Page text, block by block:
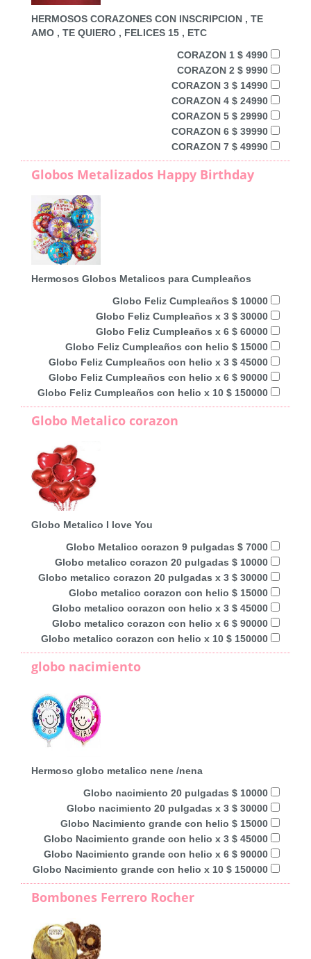
HERMOSOS CORAZONES CON INSCRIPCION , TE
AMO , TE QUIERO , FELICES 15 , ETC
CORAZON 1 $ 4990
CORAZON 2 $ 9990
CORAZON 3 $ 14990
CORAZON 4 $ 24990
CORAZON 5 $ 29990
CORAZON 6 $ 39990
CORAZON 7 $ 49990
Globos Metalizados Happy Birthday
Hermosos Globos Metalicos para Cumpleaños
Globo Feliz Cumpleaños $ 10000
Globo Feliz Cumpleaños x 3 $ 30000
Globo Feliz Cumpleaños x 6 $ 60000
Globo Feliz Cumpleaños con helio $ 15000
Globo Feliz Cumpleaños con helio x 3 $ 45000
Globo Feliz Cumpleaños con helio x 6 $ 90000
Globo Feliz Cumpleaños con helio x 10 $ 150000
Globo Metalico corazon
Globo Metalico I love You
Globo Metalico corazon 9 pulgadas $ 7000
Globo metalico corazon 20 pulgadas $ 10000
Globo metalico corazon 20 pulgadas x 3 $ 30000
Globo metalico corazon con helio $ 15000
Globo metalico corazon con helio x 3 $ 45000
Globo metalico corazon con helio x 6 $ 90000
Globo metalico corazon con helio x 10 $ 150000
globo nacimiento
Hermoso globo metalico nene /nena
Globo nacimiento 20 pulgadas $ 10000
Globo nacimiento 20 pulgadas x 3 $ 30000
Globo Nacimiento grande con helio $ 15000
Globo Nacimiento grande con helio x 3 $ 45000
Globo Nacimiento grande con helio x 6 $ 90000
Globo Nacimiento grande con helio x 10 $ 150000
Bombones Ferrero Rocher